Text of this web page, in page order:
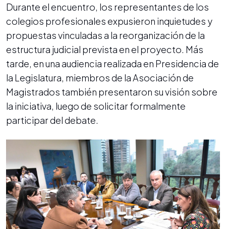
Durante el encuentro, los representantes de los
colegios profesionales expusieron inquietudes y
propuestas vinculadas a la reorganización de la
estructura judicial prevista en el proyecto. Más
tarde, en una audiencia realizada en Presidencia de
la Legislatura, miembros de la Asociación de
Magistrados también presentaron su visión sobre
la iniciativa, luego de solicitar formalmente
participar del debate.